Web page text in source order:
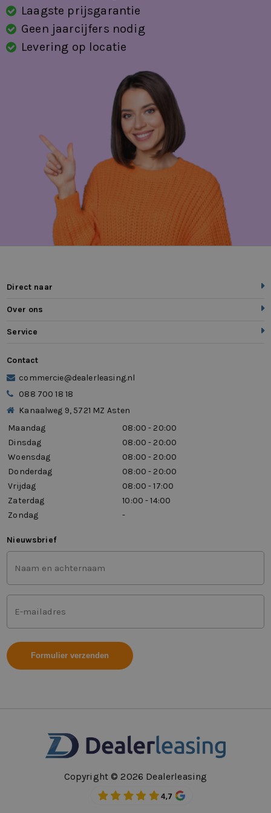
voorraad of vraag binnen één minuut een voorstel aan.
Vandaag aanvragen betekent vaak morgen al rijden.
Laagste prijsgarantie
Geen jaarcijfers nodig
Levering op locatie
Direct naar
Over ons
Service
Contact
commercie@dealerleasing.nl
088 700 18 18
Kanaalweg 9, 5721 MZ Asten
Maandag
08:00 - 20:00
Dinsdag
08:00 - 20:00
Woensdag
08:00 - 20:00
Donderdag
08:00 - 20:00
Vrijdag
08:00 - 17:00
Zaterdag
10:00 - 14:00
Zondag
-
Nieuwsbrief
Voor-
en
achternaam
(Vereist)
Mailadres
(Vereist)
Copyright © 2026 Dealerleasing